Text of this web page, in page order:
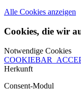
Alle Cookies anzeigen
Cookies, die wir
Notwendige Cookies
Herkunft
Consent-Modul